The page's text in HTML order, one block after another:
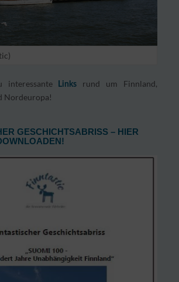
interessante Links
rund um Finnland,
Nordeuropa!
GESCHICHTSABRISS – HIER